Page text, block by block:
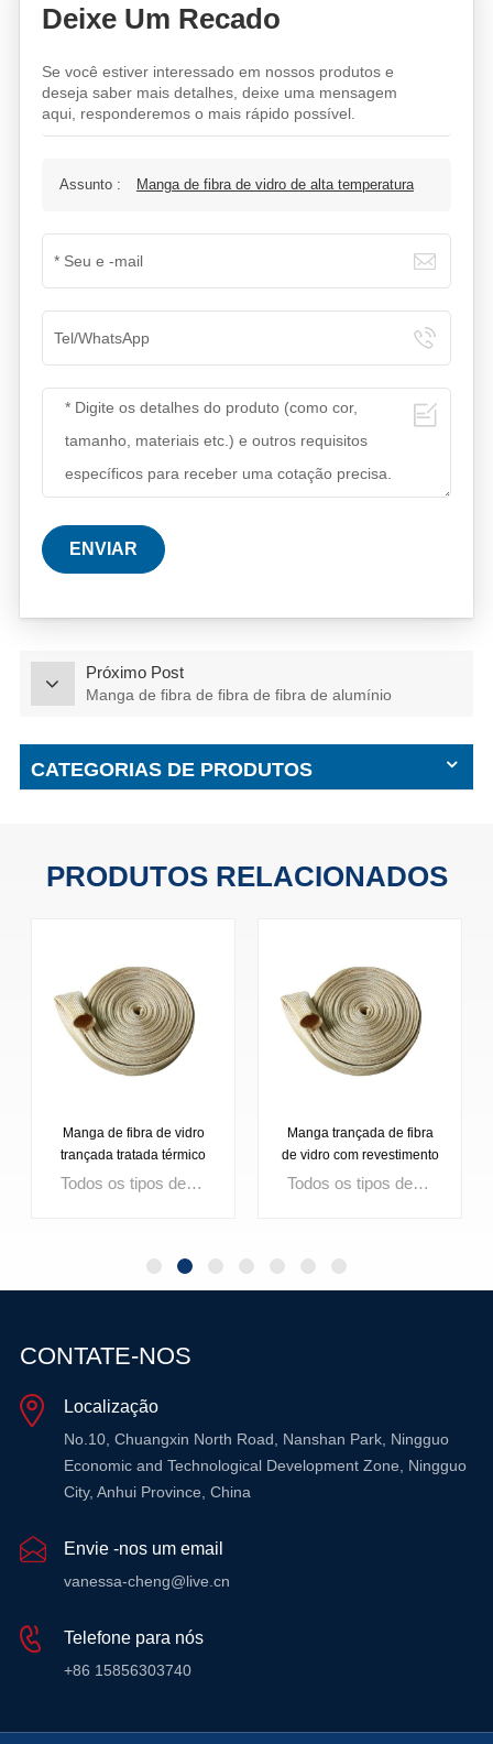
Deixe Um Recado
Se você estiver interessado em nossos produtos e
deseja saber mais detalhes, deixe uma mensagem
aqui, responderemos o mais rápido possível.
Assunto : Manga de fibra de vidro de alta temperatura
ENVIAR
Próximo Post
Manga de fibra de fibra de fibra de alumínio
CATEGORIAS DE PRODUTOS
PRODUTOS RELACIONADOS
Manga trançada de fibra
de vidro com revestimento
de vermiculita
Todos os tipos de mangas de fibra de vidro de alta temperatura,Fibra de vidro trançadaManga de fibra de vidro fina de parede Fibra de vidro trançado de serviço pesado2-3 mm de espessura de fibra de vidro pesada Fibra de vidro de malha com mangaManga de fibra de vidro de espessura de 2 mm Manga de fibra de vidro revestida de siliconeManga trançada de fibra de borracha de borracha de silicone Manga de fibra de vidro saturada acrílicaCor de fibra de vidro saturada de acrílico de cor preta ou bronzeada Manga de fibra de vidro tratada térmicoManga trançada de fibra de vidro limpa de calor Manga de fibra de vidro de alta temperaturaManga de fibra de vidro de cor preta especial Manga de fibra de vidro revestida de alumínioManga trançada de fibra de vidro revestida com papel alumínio.
SABER MAIS
Manga de fibra de fibra de
malha de isolamento de
mangueira
O Manga de fibra de fibra de malha de isolamento de mangueira é uma solução eficaz e econômica para isolamento e proteção de alta temperatura Com sua resistência ao calor robusta, durabilidade química e flexibilidade, esta luva é perfeita para proteger mangueiras, cabos e pessoal em aplicações industriais exigentes.
CONTATE-NOS
Localização
No.10, Chuangxin North Road, Nanshan Park, Ningguo
Economic and Technological Development Zone, Ningguo
City, Anhui Province, China
Envie -nos um email
vanessa-cheng@live.cn
Telefone para nós
+86 15856303740